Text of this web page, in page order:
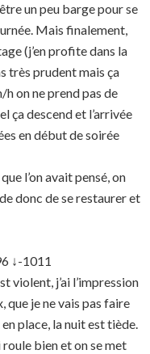
un peu barge pour se
Mais finalement,
(j’en profite dans la
très prudent mais ça
on ne prend pas de
ça descend et l’arrivée
en début de soirée
l’on avait pensé, on
donc de se restaurer et
↓-1011
violent, j’ai l’impression
que je ne vais pas faire
place, la nuit est tiède.
bien et on se met